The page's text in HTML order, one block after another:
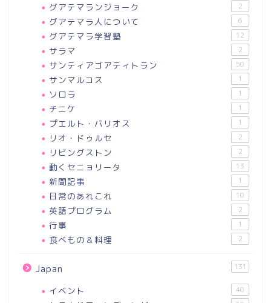
グアテマランジョーク 2
グアテマラ人について 6
グアテマラ学習塾 12
サラマ 2
サンティアゴアティトラン 50
サンマルコス 1
ソロラ 1
チニケ 1
プエルト・バリオス 1
リオ・ドゥルセ 2
リビングストン 2
動くセニョリータ 13
新聞記事 1
日常のあれこれ 10
英語プログラム 2
行事 1
食べもの＆料理 2
Japan 131
イベント 40